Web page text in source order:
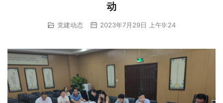
动
党建动态 2023年7月29日 上午9:24